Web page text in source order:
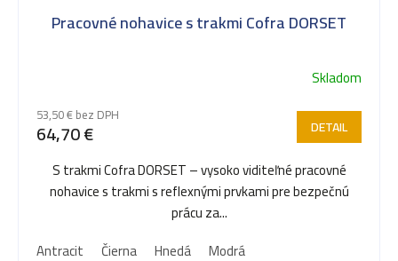
Pracovné nohavice s trakmi Cofra DORSET
Skladom
53,50 € bez DPH
64,70 € DETAIL
S trakmi Cofra DORSET – vysoko viditeľné pracovné
nohavice s trakmi s reflexnými prvkami pre bezpečnú
prácu za...
Antracit
Čierna Hnedá Modrá